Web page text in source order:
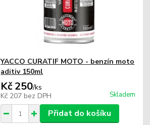
YACCO CURATIF MOTO - benzín moto
aditiv 150ml
Kč 250/ks
Kč 207 bez DPH Skladem
Přidat do košíku